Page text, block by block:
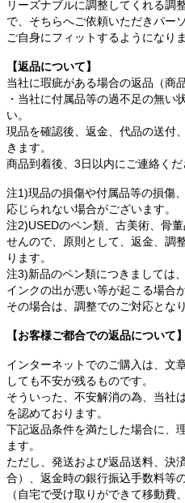
リーズナブルに調整してくれる調
で、そちらへご依頼いただきパー
ご自身にフィットするようになり
【返品について】
当社に瑕疵がある場合の返品（商
・当社に付属品等の過不足の無い
い。
現品を確認後、返金、代品の送付
きます。
商品到着後、3日以内にご連絡くだ
注1)現品の損傷や付属品等の損傷
応じられない場合がございます。
注2)USEDのペン類、古美術、骨
せんので、原則として、返金、調
ります。
注3)新品のペン類につきましては
インクの出が悪い等が起こる場合
その場合は、調整でのご対応となり
【お客様ご都合での返品について】
インターネットでのご購入は、文
しても不安が残るものです。
そういった、不安解消の為、当社
を認めております。
下記返品条件を満たした場合に、
ます。
ただし、発送および返品送料、決
合）、返金時の銀行振込手数料等
（自宅で受け取りができて移動費